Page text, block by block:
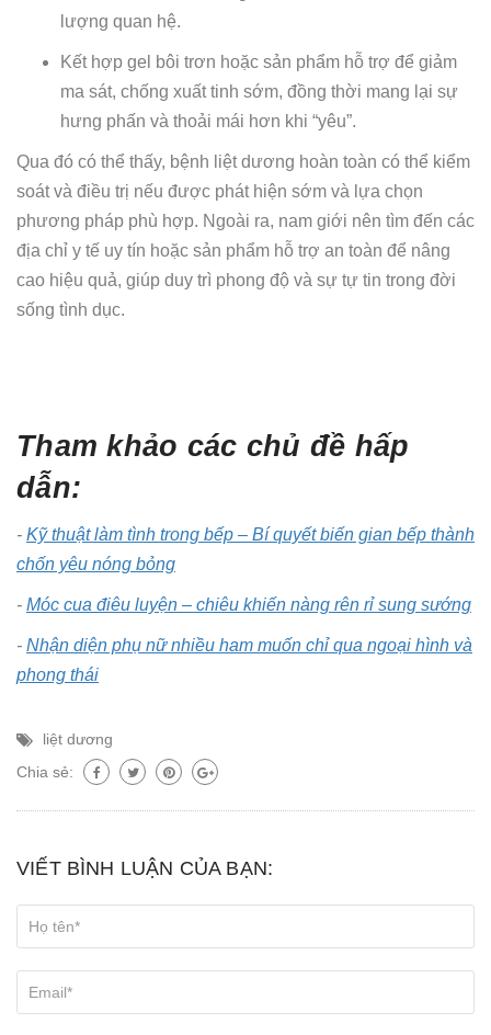
lượng quan hệ.
Kết hợp gel bôi trơn hoặc sản phẩm hỗ trợ để giảm
ma sát, chống xuất tinh sớm, đồng thời mang lại sự
hưng phấn và thoải mái hơn khi “yêu”.
Qua đó có thể thấy, bệnh liệt dương hoàn toàn có thể kiểm
soát và điều trị nếu được phát hiện sớm và lựa chọn
phương pháp phù hợp. Ngoài ra, nam giới nên tìm đến các
địa chỉ y tế uy tín hoặc sản phẩm hỗ trợ an toàn để nâng
cao hiệu quả, giúp duy trì phong độ và sự tự tin trong đời
sống tình dục.
Tham khảo các chủ đề hấp
dẫn:
- Kỹ thuật làm tình trong bếp – Bí quyết biến gian bếp thành
chốn yêu nóng bỏng
- Móc cua điêu luyện – chiêu khiến nàng rên rỉ sung sướng
- Nhận diện phụ nữ nhiều ham muốn chỉ qua ngoại hình và
phong thái
liệt dương
Chia sẻ:
VIẾT BÌNH LUẬN CỦA BẠN: